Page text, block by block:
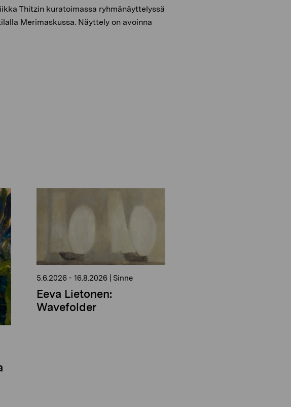
Thitzin kuratoimassa ryhmänäyttelyssä
Merimaskussa. Näyttely on avoinna
5.6.2026 - 16.8.2026 Sinne
Eeva Lietonen:
Wavefolder